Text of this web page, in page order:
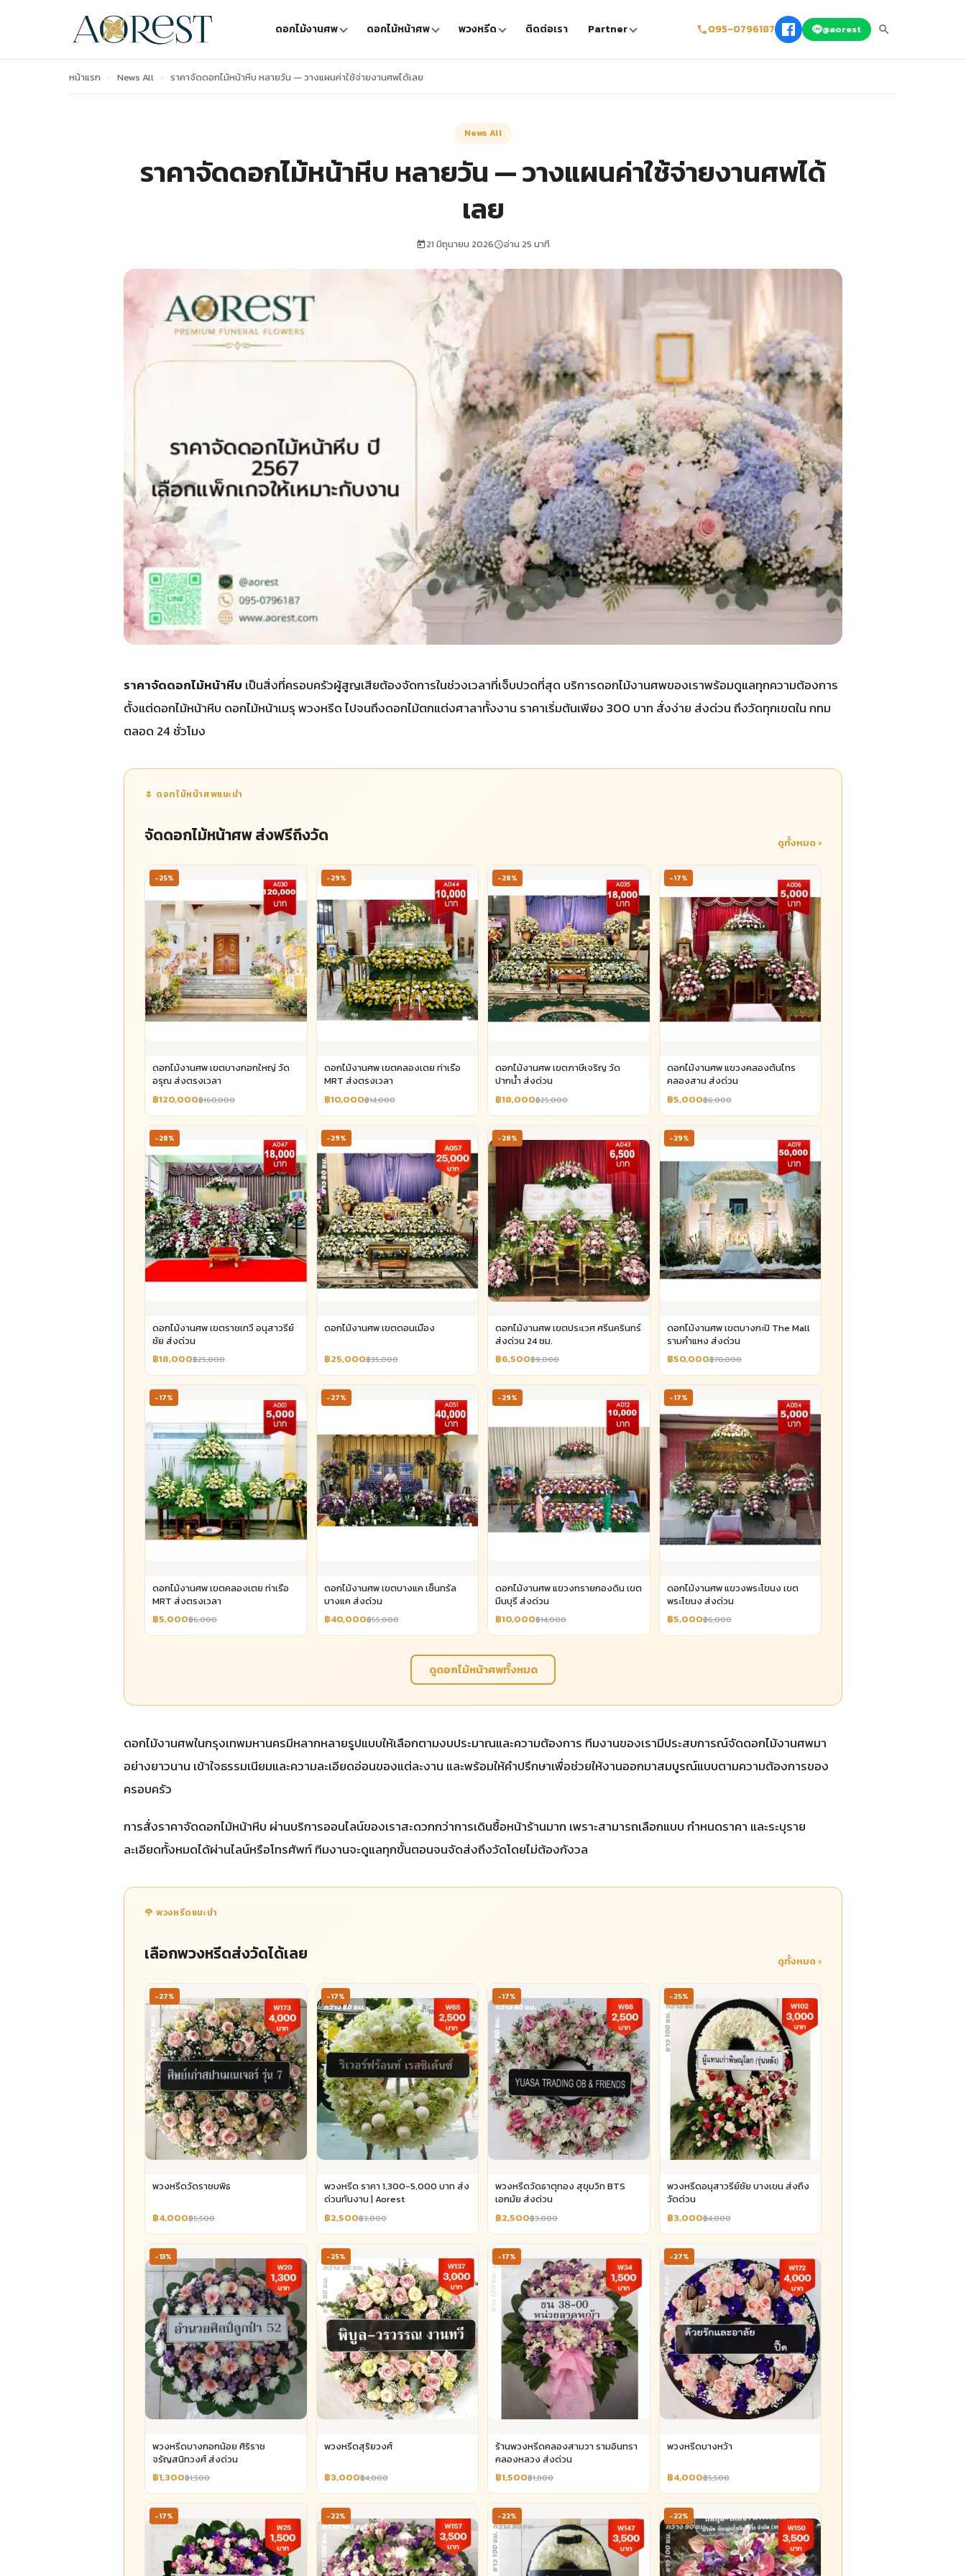
ดอกไม้งานศพ ดอกไม้หน้าศพ พวงหรีด ติดต่อเรา Partner 095-0796187 @aorest
หน้าแรก › News All › ราคาจัดดอกไม้หน้าหีบ หลายวัน — วางแผนค่าใช้จ่ายงานศพได้เลย
News All
ราคาจัดดอกไม้หน้าหีบ หลายวัน — วางแผนค่าใช้จ่ายงานศพได้
เลย
21 มิถุนายน 2026 อ่าน 25 นาที
ราคาจัดดอกไม้หน้าหีบ เป็นสิ่งที่ครอบครัวผู้สูญเสียต้องจัดการในช่วงเวลาที่เจ็บปวดที่สุด บริการดอกไม้งานศพของเราพร้อมดูแลทุกความต้องการ
ตั้งแต่ดอกไม้หน้าหีบ ดอกไม้หน้าเมรุ พวงหรีด ไปจนถึงดอกไม้ตกแต่งศาลาทั้งงาน ราคาเริ่มต้นเพียง 300 บาท สั่งง่าย ส่งด่วน ถึงวัดทุกเขตใน กทม
ตลอด 24 ชั่วโมง
🌷 ดอกไม้หน้าศพแนะนำ
จัดดอกไม้หน้าศพ ส่งฟรีถึงวัด ดูทั้งหมด ›
-25%
ดอกไม้งานศพ เขตบางกอกใหญ่ วัด
อรุณ ส่งตรงเวลา
฿120,000฿160,000
-29%
ดอกไม้งานศพ เขตคลองเตย ท่าเรือ
MRT ส่งตรงเวลา
฿10,000฿14,000
-28%
ดอกไม้งานศพ เขตภาษีเจริญ วัด
ปากน้ำ ส่งด่วน
฿18,000฿25,000
-17%
ดอกไม้งานศพ แขวงคลองต้นไทร
คลองสาน ส่งด่วน
฿5,000฿6,000
-28%
ดอกไม้งานศพ เขตราชเทวี อนุสาวรีย์
ชัย ส่งด่วน
฿18,000฿25,000
-29%
ดอกไม้งานศพ เขตดอนเมือง
฿25,000฿35,000
-28%
ดอกไม้งานศพ เขตประเวศ ศรีนครินทร์
ส่งด่วน 24 ชม.
฿6,500฿9,000
-29%
ดอกไม้งานศพ เขตบางกะปิ The Mall
รามคำแหง ส่งด่วน
฿50,000฿70,000
-17%
ดอกไม้งานศพ เขตคลองเตย ท่าเรือ
MRT ส่งตรงเวลา
฿5,000฿6,000
-27%
ดอกไม้งานศพ เขตบางแค เซ็นทรัล
บางแค ส่งด่วน
฿40,000฿55,000
-29%
ดอกไม้งานศพ แขวงทรายกองดิน เขต
มีนบุรี ส่งด่วน
฿10,000฿14,000
-17%
ดอกไม้งานศพ แขวงพระโขนง เขต
พระโขนง ส่งด่วน
฿5,000฿6,000
ดูดอกไม้หน้าศพทั้งหมด
ดอกไม้งานศพในกรุงเทพมหานครมีหลากหลายรูปแบบให้เลือกตามงบประมาณและความต้องการ ทีมงานของเรามีประสบการณ์จัดดอกไม้งานศพมา
อย่างยาวนาน เข้าใจธรรมเนียมและความละเอียดอ่อนของแต่ละงาน และพร้อมให้คำปรึกษาเพื่อช่วยให้งานออกมาสมบูรณ์แบบตามความต้องการของ
ครอบครัว
การสั่งราคาจัดดอกไม้หน้าหีบ ผ่านบริการออนไลน์ของเราสะดวกกว่าการเดินซื้อหน้าร้านมาก เพราะสามารถเลือกแบบ กำหนดราคา และระบุราย
ละเอียดทั้งหมดได้ผ่านไลน์หรือโทรศัพท์ ทีมงานจะดูแลทุกขั้นตอนจนจัดส่งถึงวัดโดยไม่ต้องกังวล
🌹 พวงหรีดแนะนำ
เลือกพวงหรีดส่งวัดได้เลย ดูทั้งหมด ›
-27%
พวงหรีดวัดราชบพิธ
฿4,000฿5,500
-17%
พวงหรีด ราคา 1,300-5,000 บาท ส่ง
ด่วนทันงาน | Aorest
฿2,500฿3,000
-17%
พวงหรีดวัดธาตุทอง สุขุมวิท BTS
เอกมัย ส่งด่วน
฿2,500฿3,000
-25%
พวงหรีดอนุสาวรีย์ชัย บางเขน ส่งถึง
วัดด่วน
฿3,000฿4,000
-13%
พวงหรีดบางกอกน้อย ศิริราช
จรัญสนิทวงศ์ ส่งด่วน
฿1,300฿1,500
-25%
พวงหรีดสุริยวงศ์
฿3,000฿4,000
-17%
ร้านพวงหรีดคลองสามวา รามอินทรา
คลองหลวง ส่งด่วน
฿1,500฿1,800
-27%
พวงหรีดบางหว้า
฿4,000฿5,500
-17% -22% -22% -22%